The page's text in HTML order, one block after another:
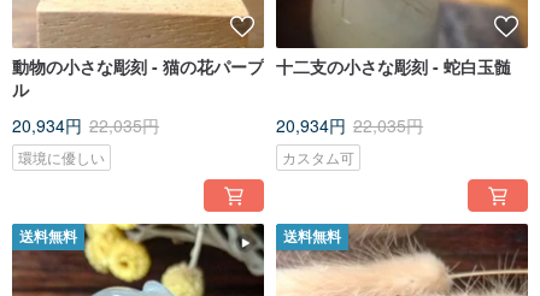
動物の小さな彫刻 - 猫の花パープ
ル
20,934円 22,035円
環境に優しい
十二支の小さな彫刻 - 蛇白玉髄
20,934円 22,035円
カスタム可
送料無料 送料無料